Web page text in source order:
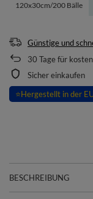
120x30cm/200 Bälle
Günstige und
30 Tage für
Sicher einkaufen
⭐Hergestellt in der
BESCHREIBUNG